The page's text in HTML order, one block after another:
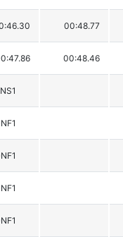
00:48.77
00:48.46